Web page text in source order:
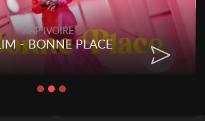
RAP IVOIRE
- BONNE PLACE